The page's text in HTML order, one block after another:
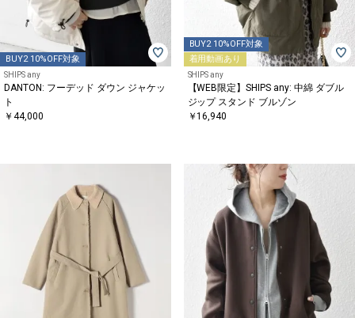
BUY2 10%OFF対象
SHIPS any
DANTON: フーデッド ダウン ジャケッ
ト
￥44,000
BUY2 10%OFF対象
着用動画あり
SHIPS any
【WEB限定】SHIPS any: 中綿 ダブル
ジップ スタンド ブルゾン
￥16,940